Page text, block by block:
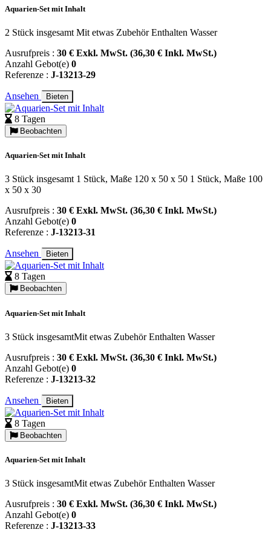
Aquarien-Set mit Inhalt
2 Stück insgesamt Mit etwas Zubehör Enthalten Wasser
Ausrufpreis : 30 € Exkl. MwSt. (36,30 € Inkl. MwSt.)
Anzahl Gebot(e) 0
Referenze : J-13213-29
Ansehen Bieten
8 Tagen
Beobachten
Aquarien-Set mit Inhalt
3 Stück insgesamt 1 Stück, Maße 120 x 50 x 50 1 Stück, Maße 100
x 50 x 30
Ausrufpreis : 30 € Exkl. MwSt. (36,30 € Inkl. MwSt.)
Anzahl Gebot(e) 0
Referenze : J-13213-31
Ansehen Bieten
8 Tagen
Beobachten
Aquarien-Set mit Inhalt
3 Stück insgesamtMit etwas Zubehör Enthalten Wasser
Ausrufpreis : 30 € Exkl. MwSt. (36,30 € Inkl. MwSt.)
Anzahl Gebot(e) 0
Referenze : J-13213-32
Ansehen Bieten
8 Tagen
Beobachten
Aquarien-Set mit Inhalt
3 Stück insgesamtMit etwas Zubehör Enthalten Wasser
Ausrufpreis : 30 € Exkl. MwSt. (36,30 € Inkl. MwSt.)
Anzahl Gebot(e) 0
Referenze : J-13213-33